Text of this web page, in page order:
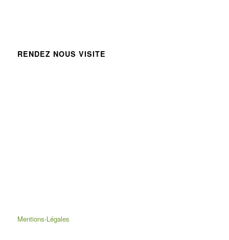
RENDEZ NOUS VISITE
Mentions-Légales